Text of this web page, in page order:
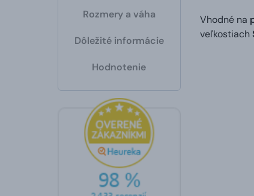
Rozmery a váha
Dôležité informácie
Hodnotenie
Vhodné na
veľkostiach